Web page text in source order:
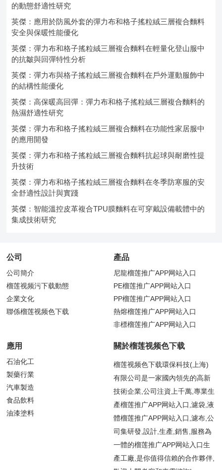
的動態舒適性研究
英傑：應用於防風外套的彈力布和格子搖粒絨三層複合麵料
安全與保暖性能優化
英傑：彈力布和格子搖粒絨三層複合麵料在輕量化登山服中
的抗皺與回彈特性分析
英傑：彈力布與格子搖粒絨三層複合麵料在戶外運動服飾中
的結構性能優化
英傑：高保暖高回彈：彈力布和格子搖粒絨三層複合麵料的
熱濕舒適性研究
英傑：彈力布和格子搖粒絨三層複合麵料在功能性家居服中
的應用開發
英傑：彈力布和格子搖粒絨三層複合麵料抗起球與耐磨性提
升技術
英傑：彈力布和格子搖粒絨三層複合麵料在冬季防寒服的安
全舒適性設計與實踐
英傑：智能溫控皮革複合TPU膜麵料在可穿戴設備載體中的
集成技術研究
公司
公司簡介
榴莲视频污下载動態
企業文化
聯係榴莲视频色下载
產品
尼龍榴莲推广APP网站入口
PE榴莲推广APP网站入口
PP榴莲推广APP网站入口
熱熔榴莲推广APP网站入口
非標榴莲推广APP网站入口
應用
石油化工
製藥行業
汽車製造
食品飲料
油漆塗料
關於榴莲视频色下载
榴莲视频色下载環保科技(上海)
有限公司是一家國內領先的高新
技術企業,公司注資上千萬,專業生
產榴莲推广APP网站入口,濾袋,液
體榴莲推广APP网站入口,濾布,公
司集研發,設計,生產,銷售,服務為
一體的榴莲推广APP网站入口生
產工廠,是你值得信賴的合作夥伴,